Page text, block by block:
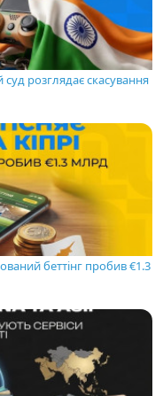
суд розглядає скасування
беттінг пробив €1.3